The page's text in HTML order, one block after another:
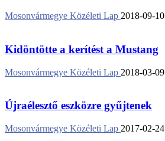
Mosonvármegye Közéleti Lap 2018-09-10
Kidöntötte a kerítést a Mustang
Mosonvármegye Közéleti Lap 2018-03-09
Újraélesztő eszközre gyűjtenek
Mosonvármegye Közéleti Lap 2017-02-24